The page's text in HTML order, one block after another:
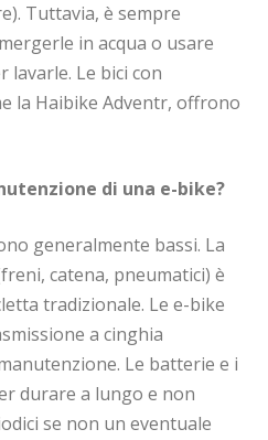
Tuttavia, è sempre
in acqua o usare
lavarle. Le bici con
la Haibike Adventr, offrono
di una e-bike?
generalmente bassi. La
catena, pneumatici) è
tradizionale. Le e-bike
a cinghia
Le batterie e i
durare a lungo e non
se non un eventuale